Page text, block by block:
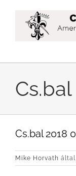
Cs.bal 2018
Mike Horvath által